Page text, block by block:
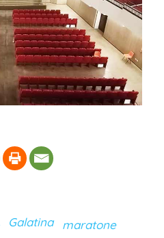
Galatina
maratone